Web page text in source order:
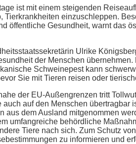
ist mit einem steigenden
Tierkrankheiten einzuschleppen.
öffentliche Gesundheit, warnt das
Ulrike
der Menschen
Schweinepest kann
Sie mit Tieren reisen oder
der EU-Außengrenzen tritt
auch auf den Menschen
aus dem Ausland mitgenommen
umfangreiche behördliche
Tiere nach sich. Zum Schutz
zu informieren und